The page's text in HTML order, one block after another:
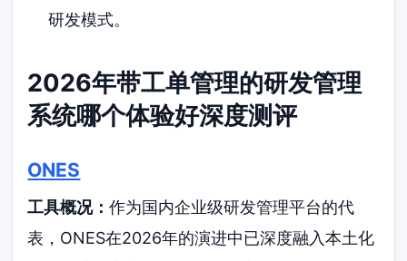
研发模式。
2026年带工单管理的研发管理
系统哪个体验好深度测评
ONES
工具概况：作为国内企业级研发管理平台的代
表，ONES在2026年的演进中已深度融入本土化